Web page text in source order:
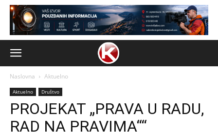
Naslovna Aktuelno
Aktuelno Društvo
PROJEKAT „PRAVA U RADU,
RAD NA PRAVIMA““